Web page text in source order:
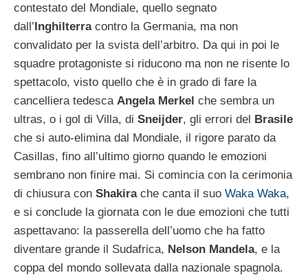
contestato del Mondiale, quello segnato
dall’Inghilterra contro la Germania, ma non
convalidato per la svista dell’arbitro. Da qui in poi le
squadre protagoniste si riducono ma non ne risente lo
spettacolo, visto quello che è in grado di fare la
cancelliera tedesca Angela Merkel che sembra un
ultras, o i gol di Villa, di Sneijder, gli errori del Brasile
che si auto-elimina dal Mondiale, il rigore parato da
Casillas, fino all’ultimo giorno quando le emozioni
sembrano non finire mai. Si comincia con la cerimonia
di chiusura con Shakirache canta il suo Waka Waka,
e si conclude la giornata con le due emozioni che tutti
aspettavano: la passerella dell’uomo che ha fatto
diventare grande il Sudafrica, Nelson Mandela, e la
coppa del mondo sollevata dalla nazionale spagnola.